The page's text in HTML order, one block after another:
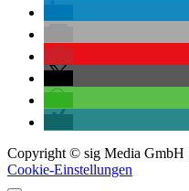
Copyright © sig Media GmbH |
Cookie-Einstellungen